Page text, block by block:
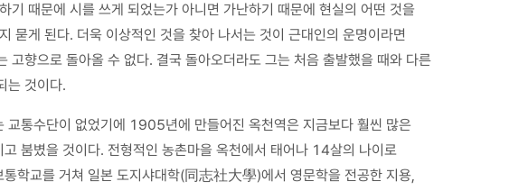
기 때문에 시를 쓰게 되었는가 아니면 가난하기 때문에 현실의 어떤 것을
묻게 된다. 더욱 이상적인 것을 찾아 나서는 것이 근대인의 운명이라면
고향으로 돌아올 수 없다. 결국 돌아오더라도 그는 처음 출발했을 때와 다른
는 것이다.
교통수단이 없었기에 1905년에 만들어진 옥천역은 지금보다 훨씬 많은
고 붐볐을 것이다. 전형적인 농촌마을 옥천에서 태어나 14살의 나이로
통학교를 거쳐 일본 도지샤대학(同志社大學)에서 영문학을 전공한 지용,